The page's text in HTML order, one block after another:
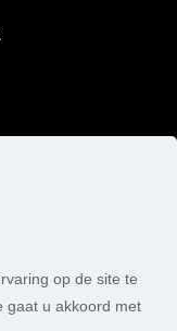
op de site te
gaat u akkoord met